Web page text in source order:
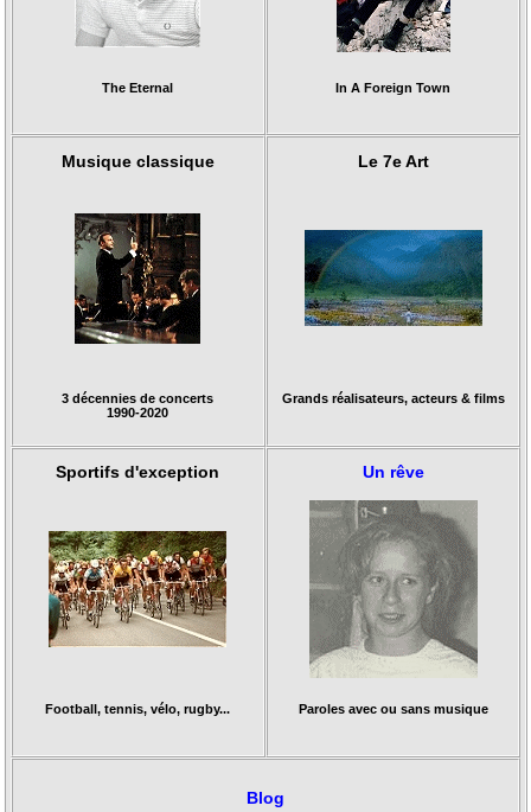
The Eternal In A Foreign Town
Musique classique
3 décennies de concerts
1990-2020
Le 7e Art
Grands réalisateurs, acteurs & films
Sportifs d'exception
Football, tennis, vélo, rugby...
Un rêve
Paroles avec ou sans musique
Blog